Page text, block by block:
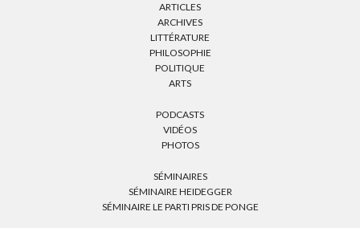
ARTICLES
ARCHIVES
LITTÉRATURE
PHILOSOPHIE
POLITIQUE
ARTS
PODCASTS
VIDÉOS
PHOTOS
SÉMINAIRES
SÉMINAIRE HEIDEGGER
SÉMINAIRE LE PARTI PRIS DE PONGE